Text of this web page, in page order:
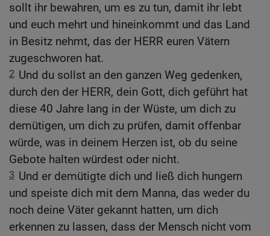
sollt ihr bewahren, um es zu tun, damit ihr lebt
und euch mehrt und hineinkommt und das Land
in Besitz nehmt, das der HERR euren Vätern
zugeschworen hat.
2 Und du sollst an den ganzen Weg gedenken,
durch den der HERR, dein Gott, dich geführt hat
diese 40 Jahre lang in der Wüste, um dich zu
demütigen, um dich zu prüfen, damit offenbar
würde, was in deinem Herzen ist, ob du seine
Gebote halten würdest oder nicht.
3 Und er demütigte dich und ließ dich hungern
und speiste dich mit dem Manna, das weder du
noch deine Väter gekannt hatten, um dich
erkennen zu lassen, dass der Mensch nicht vom